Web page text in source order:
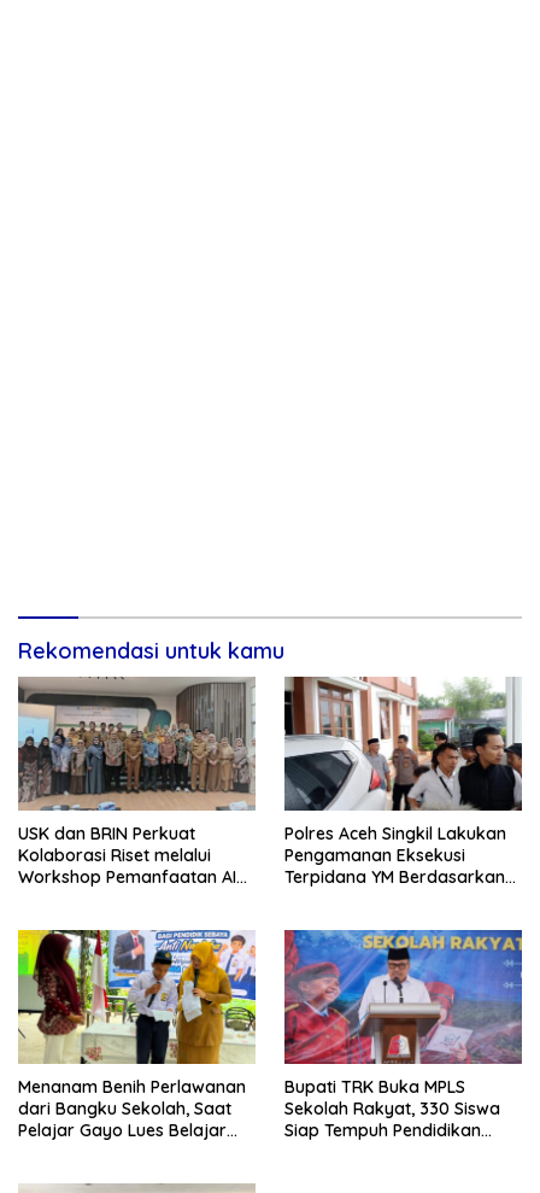
Rekomendasi untuk kamu
USK dan BRIN Perkuat
Kolaborasi Riset melalui
Workshop Pemanfaatan AI
Polres Aceh Singkil Lakukan
Pengamanan Eksekusi
Terpidana YM Berdasarkan
Menanam Benih Perlawanan
dari Bangku Sekolah, Saat
Pelajar Gayo Lues Belajar
Bupati TRK Buka MPLS
Sekolah Rakyat, 330 Siswa
Siap Tempuh Pendidikan